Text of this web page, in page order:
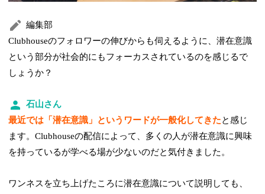
編集部
Clubhouseのフォロワーの伸びからも伺えるように、潜在意識
という部分が社会的にもフォーカスされているのを感じるで
しょうか？
石山さん
最近では「潜在意識」というワードが一般化してきたと感じ
ます。Clubhouseの配信によって、多くの人が潜在意識に興味
を持っているが学べる場が少ないのだと気付きました。
ワンネスを立ち上げたころに潜在意識について説明しても、